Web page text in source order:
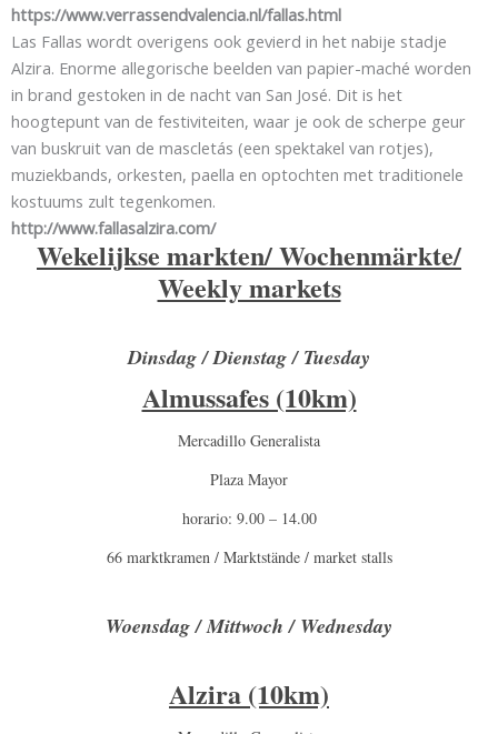
https://www.verrassendvalencia.nl/fallas.html
Las Fallas wordt overigens ook gevierd in het nabije stadje
Alzira. Enorme allegorische beelden van papier-maché worden
in brand gestoken in de nacht van San José. Dit is het
hoogtepunt van de festiviteiten, waar je ook de scherpe geur
van buskruit van de mascletás (een spektakel van rotjes),
muziekbands, orkesten, paella en optochten met traditionele
kostuums zult tegenkomen.
http://www.fallasalzira.com/
Wekelijkse markten/ Wochenmärkte/
Weekly markets
Dinsdag / Dienstag / Tuesday
Almussafes (10km)
Mercadillo Generalista
Plaza Mayor
horario: 9.00 – 14.00
66 marktkramen / Marktstände / market stalls
Woensdag / Mittwoch / Wednesday
Alzira (10km)